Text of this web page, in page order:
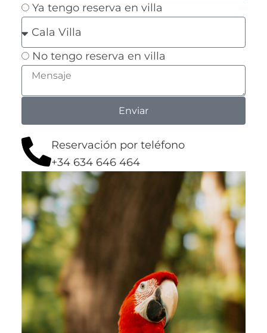
Ya tengo reserva en villa
No tengo reserva en villa
Enviar
Reservación por teléfono
+34 634 646 464